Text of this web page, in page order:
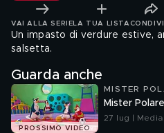
VAI ALLA SERIE LA TUA LISTA
Un impasto di verdure estive,
salsetta.
Guarda anche
PROSSIMO VIDEO
MISTER
Mister
27 lug |